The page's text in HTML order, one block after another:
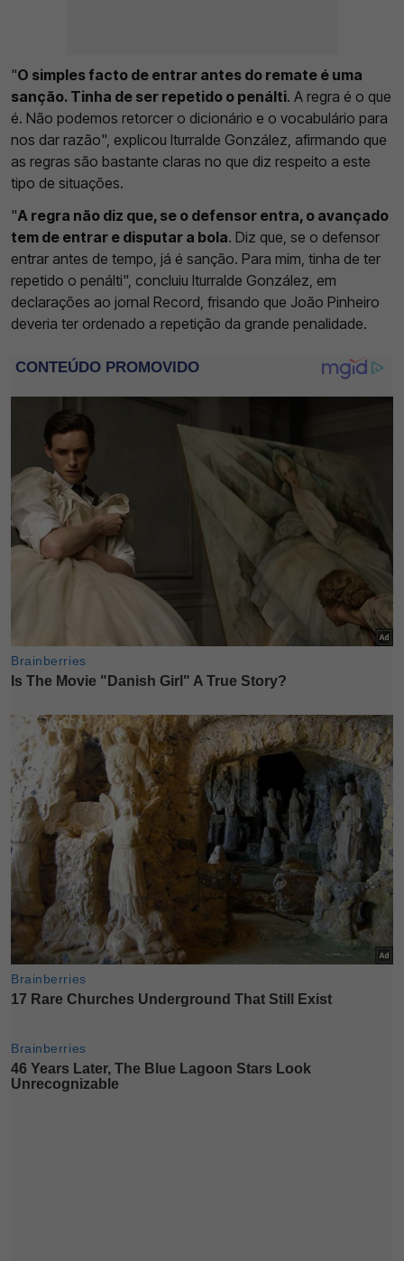
"O simples facto de entrar antes do remate é uma
sanção. Tinha de ser repetido o penálti. A regra é o que
é. Não podemos retorcer o dicionário e o vocabulário para
nos dar razão", explicou Iturralde González, afirmando que
as regras são bastante claras no que diz respeito a este
tipo de situações.
"A regra não diz que, se o defensor entra, o avançado
tem de entrar e disputar a bola. Diz que, se o defensor
entrar antes de tempo, já é sanção. Para mim, tinha de ter
repetido o penálti", concluiu Iturralde González, em
declarações ao jornal Record, frisando que João Pinheiro
deveria ter ordenado a repetição da grande penalidade.